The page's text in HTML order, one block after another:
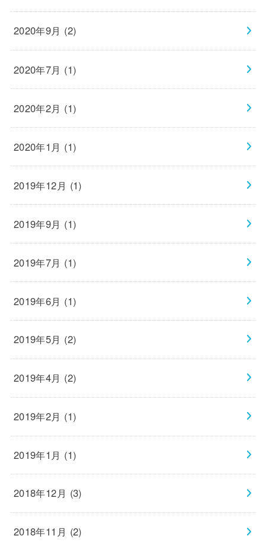
2020年9月 (2)
2020年7月 (1)
2020年2月 (1)
2020年1月 (1)
2019年12月 (1)
2019年9月 (1)
2019年7月 (1)
2019年6月 (1)
2019年5月 (2)
2019年4月 (2)
2019年2月 (1)
2019年1月 (1)
2018年12月 (3)
2018年11月 (2)